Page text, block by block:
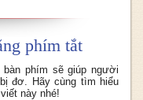
phím tắt
phím sẽ giúp người
đơ. Hãy cùng tìm hiểu
này nhé!